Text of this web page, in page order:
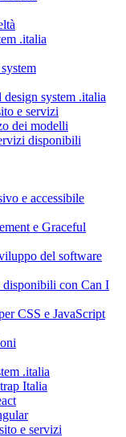
.italia
system .italia
e servizi
dei modelli
disponibili
e accessibile
e Graceful
del software
disponibili con Can I
CSS e JavaScript
.italia
Italia
e servizi